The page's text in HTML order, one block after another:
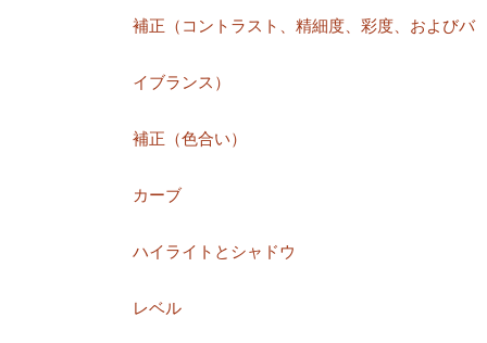
補正（コントラスト、精細度、彩度、およびバ
イブランス）
補正（色合い）
カーブ
ハイライトとシャドウ
レベル